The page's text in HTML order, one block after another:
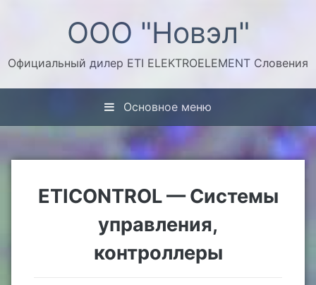
содержимомуООО "Новэл"
Официальный дилер ETI ELEKTROELEMENT Словения
Основное меню
ETICONTROL — Системы
управления,
контроллеры